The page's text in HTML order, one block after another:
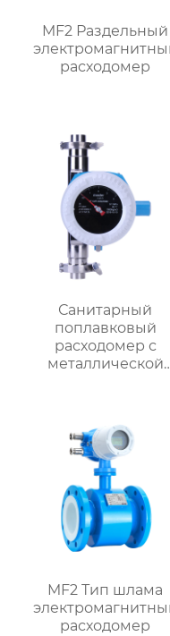
MF2 Раздельный
расходомер
Санитарный
поплавковый
расходомер с
металлической
MF2 Тип шлама
расходомер